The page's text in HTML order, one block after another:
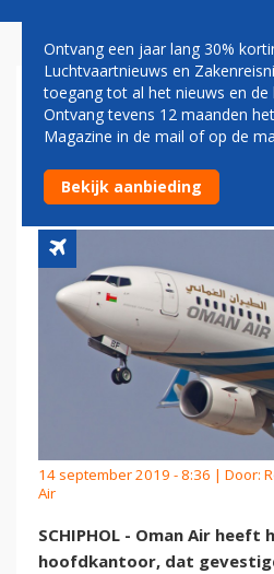
OMAN AIR SLUIT
HOOFDKANTOOR
SCHIPHOL
14 september 2019 - 8:36 | Door:
Air
SCHIPHOL - Oman Air heeft
hoofdkantoor, dat
Ontvang een jaar lang 30%
Luchtvaartnieuws en
toegang tot al het nieuws en de
Ontvang tevens 12 maanden
Magazine in de mail of op de
Bekijk aanbieding